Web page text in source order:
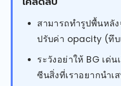
สามารถทำรูปพื้นหลั
ปรับค่า opacity (ทึบ
ระวังอย่าให้ BG เด่น
ซีนสิ่งที่เราอยากนำเ